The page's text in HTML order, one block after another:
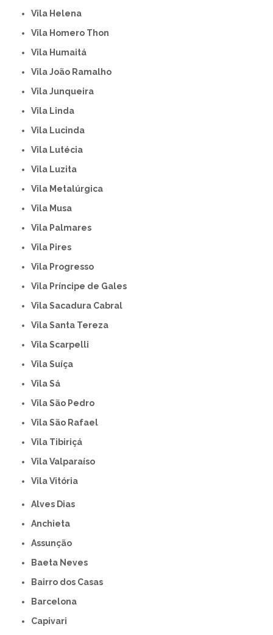
Vila Helena
Vila Homero Thon
Vila Humaitá
Vila João Ramalho
Vila Junqueira
Vila Linda
Vila Lucinda
Vila Lutécia
Vila Luzita
Vila Metalúrgica
Vila Musa
Vila Palmares
Vila Pires
Vila Progresso
Vila Príncipe de Gales
Vila Sacadura Cabral
Vila Santa Tereza
Vila Scarpelli
Vila Suíça
Vila Sá
Vila São Pedro
Vila São Rafael
Vila Tibiriçá
Vila Valparaíso
Vila Vitória
Alves Dias
Anchieta
Assunção
Baeta Neves
Bairro dos Casas
Barcelona
Capivari